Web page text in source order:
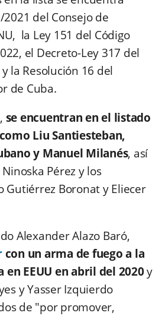
del Consejo de
la Ley 151 del Código
el Decreto-Ley 317 del
la Resolución 16 del
de Cuba.
, se encuentran en el listado
Liu Santiesteban,
y Manuel Milanés, así
Pérez y los
Gutiérrez Boronat y Eliecer
Alexander Alazo Baró,
con un arma de fuego a la
en EEUU en abril del 2020y
y Yasser Izquierdo
de "por promover,